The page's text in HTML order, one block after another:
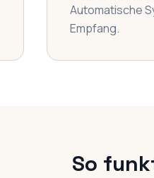
Automatische
Empfang.
So